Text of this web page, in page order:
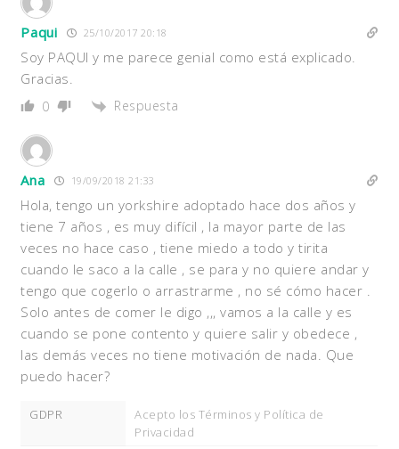
Paqui 25/10/2017 20:18
Soy PAQUI y me parece genial como está explicado.
Gracias.
0 Respuesta
Ana 19/09/2018 21:33
Hola, tengo un yorkshire adoptado hace dos años y
tiene 7 años , es muy difícil , la mayor parte de las
veces no hace caso , tiene miedo a todo y tirita
cuando le saco a la calle , se para y no quiere andar y
tengo que cogerlo o arrastrarme , no sé cómo hacer .
Solo antes de comer le digo ,,, vamos a la calle y es
cuando se pone contento y quiere salir y obedece ,
las demás veces no tiene motivación de nada. Que
puedo hacer?
GDPR
Acepto los Términos y Política de
Privacidad